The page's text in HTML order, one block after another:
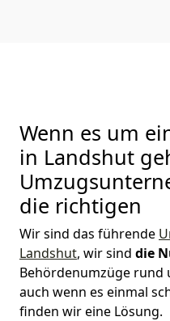
Wenn es um
in Landshut
die richtigen
Wir sind das führende
Landshut, wir sind die
Behördenumzüge rund
auch wenn es einmal
finden wir eine Lösung.